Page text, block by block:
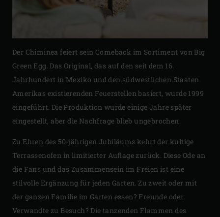
Der Chiminea feiert sein Comeback im Sortiment von Big
Green Egg. Das Original, das auf den seit dem 16.
Jahrhundert in Mexiko und den südwestlichen Staaten
Amerikas existierenden Feuerstellen basiert, wurde 1999
eingeführt. Die Produktion wurde einige Jahre später
eingestellt, aber die Nachfrage blieb ungebrochen.
Zu Ehren des 50-jährigen Jubiläums kehrt der kultige
Terrassenofen in limitierter Auflage zurück. Diese Ode an
die Fans und das Zusammensein im Freien ist eine
stilvolle Ergänzung für jeden Garten. Zu zweit oder mit
der ganzen Familie im Garten essen? Freunde oder
Verwandte zu Besuch? Die tanzenden Flammen des